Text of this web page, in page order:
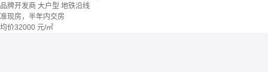
品牌开发商 大户型 地铁沿线
准现房，半年内交房
均价32000 元/㎡